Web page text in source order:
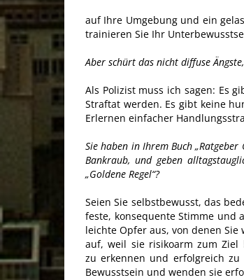
auf Ihre Umgebung und ein
trainieren Sie Ihr
Aber schürt das nicht diffuse
Als Polizist muss ich sagen: Es
Straftat werden. Es gibt keine
Erlernen einfacher
Sie haben in Ihrem Buch
Bankraub, und geben
„Goldene Regel“?
Seien Sie selbstbewusst, das
feste, konsequente Stimme und
leichte Opfer aus, von denen
auf, weil sie risikoarm zum Ziel
zu erkennen und erfolgreich
Bewusstsein und wenden sie